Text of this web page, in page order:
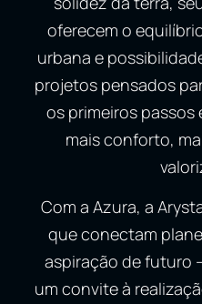
oferecem o
urbana e
projetos pensados
os primeiros passos
mais conforto,
Com a Azura, a
que conectam
aspiração de futuro
um convite à